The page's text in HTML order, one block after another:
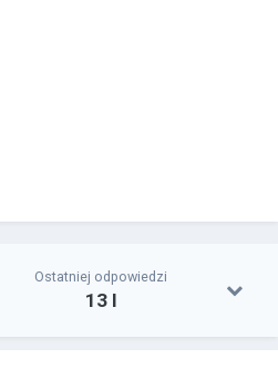
Ostatniej odpowiedzi
13 l